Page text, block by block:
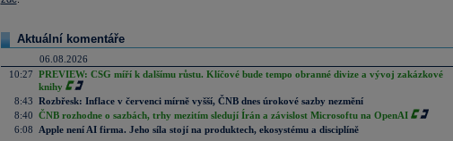
Aktuální komentáře
06.08.2026
10:27 PREVIEW: CSG míří k dalšímu růstu. Klíčové bude tempo obranné divize a vývoj zakázkové
knihy
8:43 Rozbřesk: Inflace v červenci mírně vyšší, ČNB dnes úrokové sazby nezmění
8:40 ČNB rozhodne o sazbách, trhy mezitím sledují Írán a závislost Microsoftu na OpenAI
6:08
Apple není AI firma. Jeho síla stojí na produktech, ekosystému a disciplíně